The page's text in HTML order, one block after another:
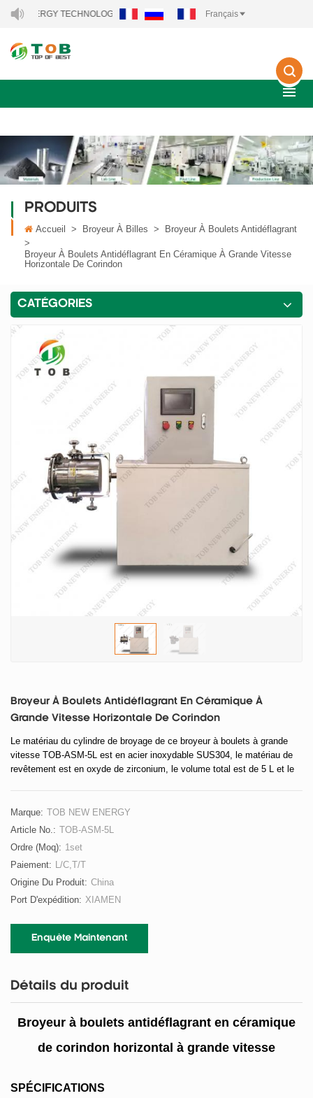
TECHNOLOGY CO., LTD.. Français
PRODUITS
Accueil > Broyeur À Billes >
Broyeur À Boulets Antidéflagrant
>
Broyeur À Boulets Antidéflagrant En Céramique À Grande Vitesse
Horizontale De Corindon
CATÉGORIES
Broyeur À Boulets Antidéflagrant En Céramique À
Grande Vitesse Horizontale De Corindon
Le matériau du cylindre de broyage de ce broyeur à boulets à grande
vitesse TOB-ASM-5L est en acier inoxydable SUS304, le matériau de
revêtement est en oxyde de zirconium, le volume total est de 5 L et le
Marque: TOB NEW ENERGY
Article No.: TOB-ASM-5L
Ordre (moq): 1set
Paiement: L/C,T/T
Origine Du Produit: China
Port D'expédition: XIAMEN
Enquête Maintenant
Détails du produit
Broyeur à boulets antidéflagrant en céramique
de corindon horizontal à grande vitesse
SPÉCIFICATIONS